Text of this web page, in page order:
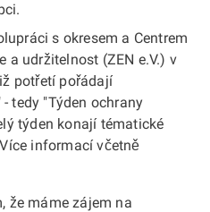
s okresem a Centrem
a udržitelnost (ZEN e.V.) v
potřetí pořádají
tedy "Týden ochrany
týden konají tématické
informací včetně
že máme zájem na